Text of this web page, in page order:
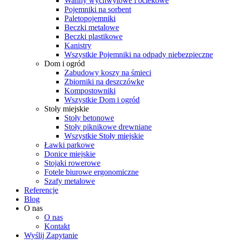
Pojemniki na sorbent
Paletopojemniki
Beczki metalowe
Beczki plastikowe
Kanistry
Wszystkie Pojemniki na odpady niebezpieczne
Dom i ogród
Zabudowy koszy na śmieci
Zbiorniki na deszczówkę
Kompostowniki
Wszystkie Dom i ogród
Stoły miejskie
Stoły betonowe
Stoły piknikowe drewniane
Wszystkie Stoły miejskie
Ławki parkowe
Donice miejskie
Stojaki rowerowe
Fotele biurowe ergonomiczne
Szafy metalowe
Referencje
Blog
O nas
O nas
Kontakt
Wyślij Zapytanie